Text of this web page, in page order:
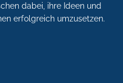
dabei, ihre Ideen und
erfolgreich umzusetzen.